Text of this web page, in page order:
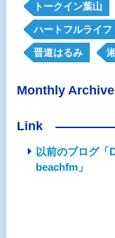
トークイン葉山
ハートフルライフ
晋道はるみ
Monthly Archive
Link
以前のブログ
beachfm」